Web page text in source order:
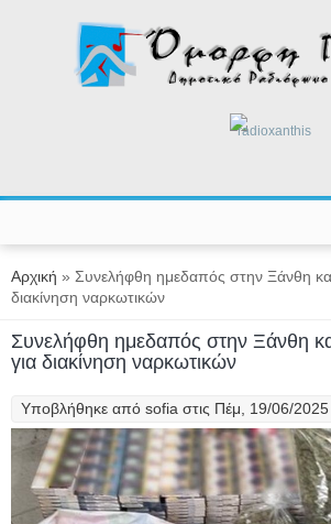
radioxanthis
Είστε εδώ
Αρχική » Συνελήφθη ημεδαπός στην Ξάνθη
διακίνηση ναρκωτικών
Συνελήφθη ημεδαπός στην Ξάνθη
για διακίνηση ναρκωτικών
Υποβλήθηκε από sofia στις Πέμ, 19/06/